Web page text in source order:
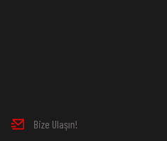
www.MotosikletOnline.com
Bize Ulaşın!